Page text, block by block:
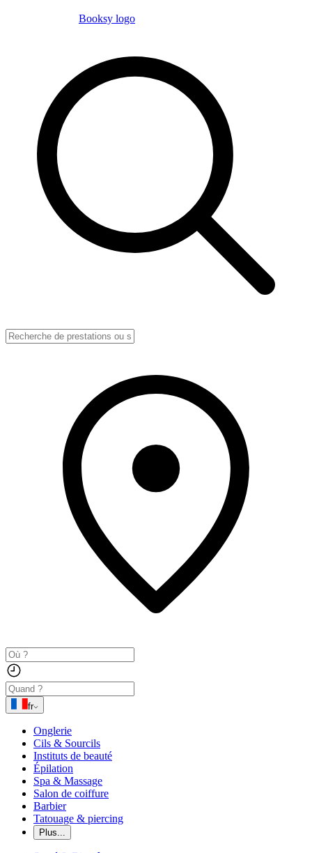
Booksy logo
fr
Onglerie
Cils & Sourcils
Instituts de beauté
Épilation
Spa & Massage
Salon de coiffure
Barbier
Tatouage & piercing
Plus...